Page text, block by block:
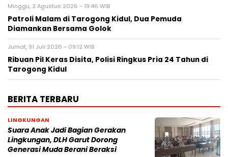
Minggu, 2 Agustus 2026 - 19:46 WIB
Patroli Malam di Tarogong Kidul, Dua Pemuda
Diamankan Bersama Golok
Jumat, 31 Juli 2026 - 09:12 WIB
Ribuan Pil Keras Disita, Polisi Ringkus Pria 24 Tahun di
Tarogong Kidul
BERITA TERBARU
LINGKUNGAN
Suara Anak Jadi Bagian Gerakan
Lingkungan, DLH Garut Dorong
Generasi Muda Berani Beraksi